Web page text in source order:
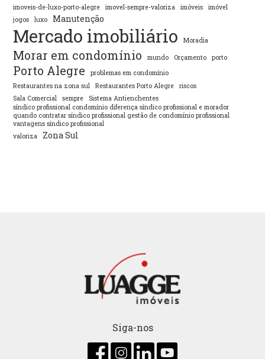
imoveis-de-luxo-porto-alegre imovel-sempre-valoriza imóveis
imóvel
jogos
luxo Manutenção
Mercado imobiliário Moradia
Morar em condomínio mundo Orçamento porto
Porto Alegre
problemas em condomínio
Restaurantes na zona sul
Restaurantes Porto Alegre
riscos
Sala Comercial
sempre
Sistema Antienchentes
síndico profissional condomínio diferença síndico profissional e morador
quando contratar síndico profissional gestão de condomínio profissional
vantagens síndico profissional
valoriza
Zona Sul
Siga-nos